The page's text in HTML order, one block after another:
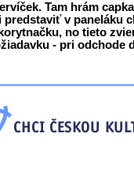
Tam hrám capka
predstaviť v paneláku
no tieto
- pri odchode